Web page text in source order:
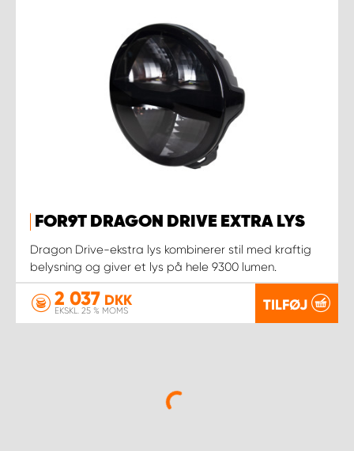
FOR9T DRAGON DRIVE EXTRA LYS
Dragon Drive-ekstra lys kombinerer stil med kraftig
belysning og giver et lys på hele 9300 lumen.
2 037 DKK
EKSKL. 25 % MOMS TILFØJ